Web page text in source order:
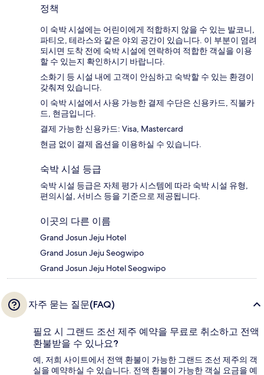
정책
이 숙박 시설에는 어린이에게 적합하지 않을 수 있는 발코니,
파티오, 테라스와 같은 야외 공간이 있습니다. 이 부분이 염려
되시면 도착 전에 숙박 시설에 연락하여 적합한 객실을 이용
할 수 있는지 확인하시기 바랍니다.
소화기 등 시설 내에 고객이 안심하고 숙박할 수 있는 환경이
갖춰져 있습니다.
이 숙박 시설에서 사용 가능한 결제 수단은 신용카드, 직불카
드, 현금입니다.
결제 가능한 신용카드: Visa, Mastercard
현금 없이 결제 옵션을 이용하실 수 있습니다.
숙박 시설 등급
숙박 시설 등급은 자체 평가 시스템에 따라 숙박 시설 유형,
편의시설, 서비스 등을 기준으로 제공됩니다.
이곳의 다른 이름
Grand Josun Jeju Hotel
Grand Josun Jeju Seogwipo
Grand Josun Jeju Hotel Seogwipo
자주 묻는 질문(FAQ)
필요 시 그랜드 조선 제주 예약을 무료로 취소하고 전액
환불받을 수 있나요?
예, 저희 사이트에서 전액 환불이 가능한 그랜드 조선 제주의 객
실을 예약하실 수 있습니다. 전액 환불이 가능한 객실 요금을 예